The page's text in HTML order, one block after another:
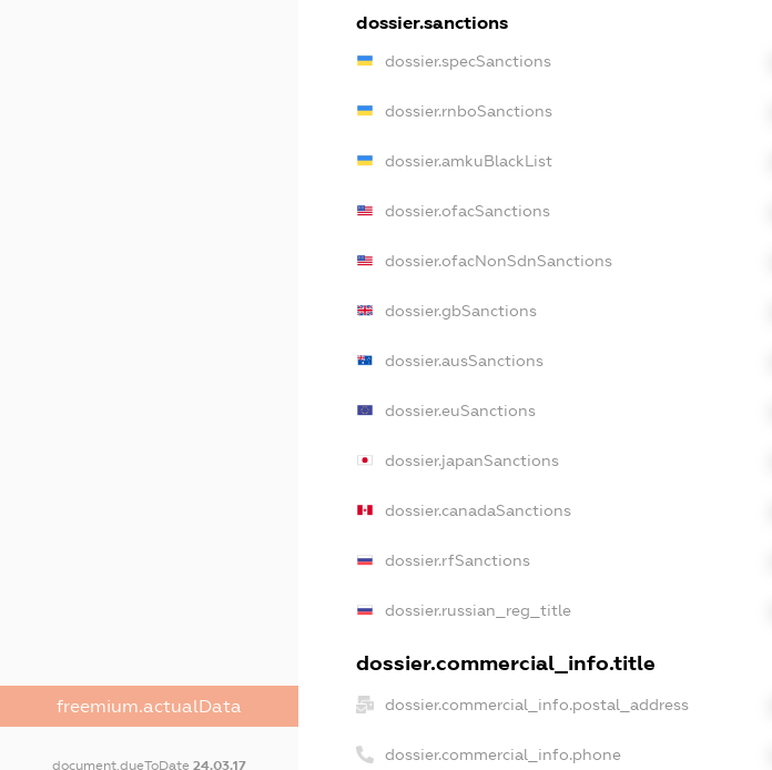
freemium.actualData
document.dueToDate 24.03.17
dossier.sanctions
dossier.specSanctions
dossier.rnboSanctions
dossier.amkuBlackList
dossier.ofacSanctions
dossier.ofacNonSdnSanctions
dossier.gbSanctions
dossier.ausSanctions
dossier.euSanctions
dossier.japanSanctions
dossier.canadaSanctions
dossier.rfSanctions
dossier.russian_reg_title
dossier.commercial_info.title
dossier.commercial_info.postal_address
dossier.commercial_info.phone